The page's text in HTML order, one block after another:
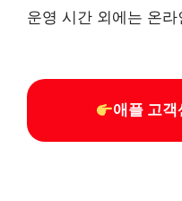
운영 시간 외에는 온
애플 고객